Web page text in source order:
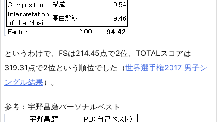
というわけで、FSは214.45点で2位、TOTALスコアは
319.31点で2位という順位でした（世界選手権2017 男子シ
ングル結果）。
参考：宇野昌磨パーソナルベスト